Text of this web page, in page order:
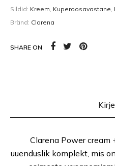
Sildid: Kreem, Kuperoosavastane,
Bränd: Clarena
SHARE ON
Clarena Power cream
uuenduslik komplekt, mis